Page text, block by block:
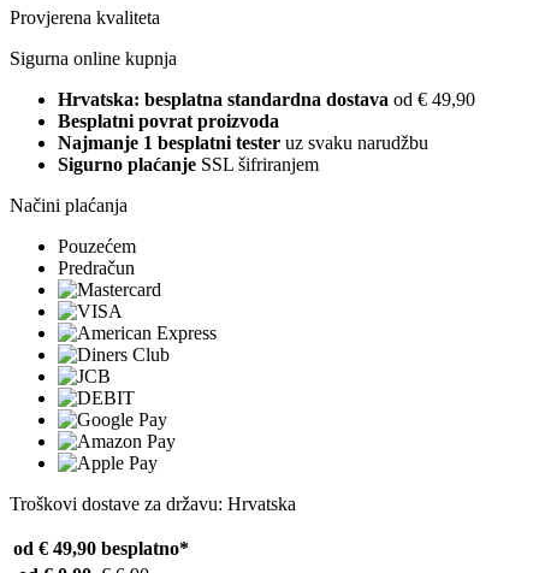
Provjerena kvaliteta
Sigurna online kupnja
Hrvatska: besplatna standardna dostava od € 49,90
Besplatni povrat proizvoda
Najmanje 1 besplatni tester uz svaku narudžbu
Sigurno plaćanje SSL šifriranjem
Načini plaćanja
Pouzećem
Predračun
Troškovi dostave za državu: Hrvatska
od € 49,90 besplatno*